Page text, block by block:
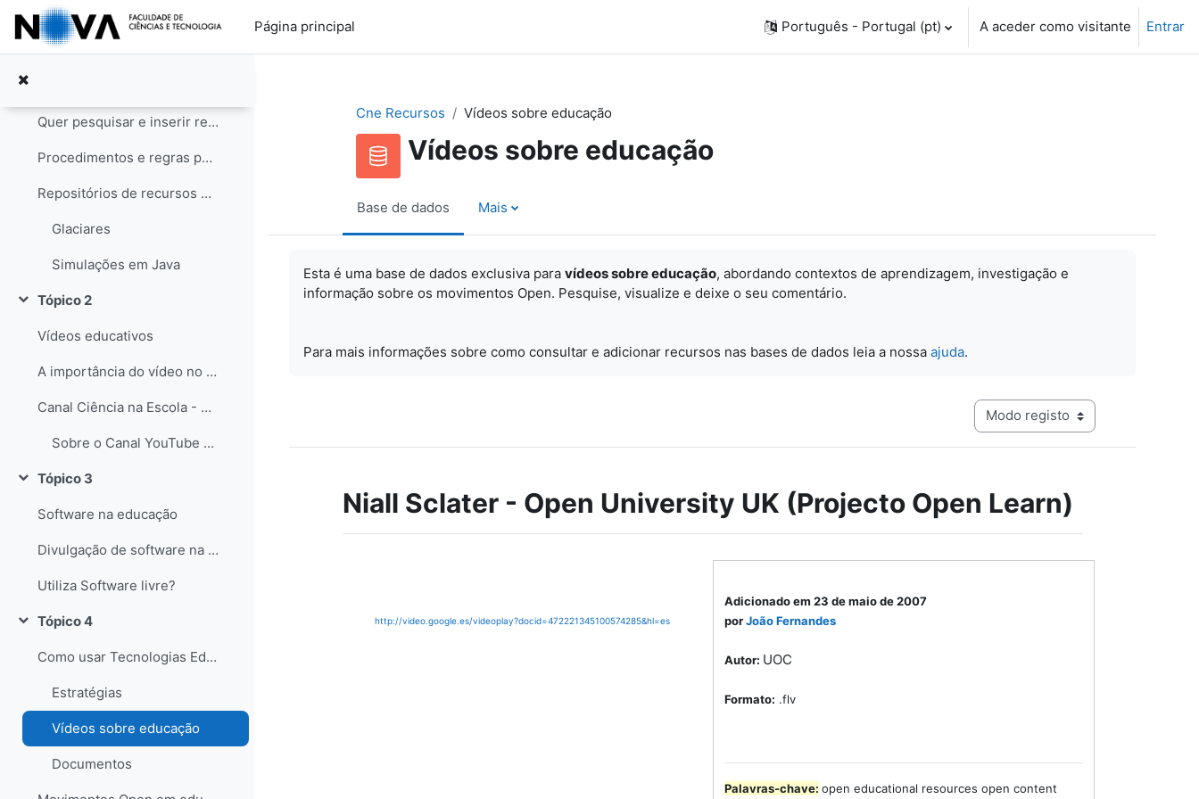
Ir para o conteúdo principal
Página principal
Português - Portugal ‎(pt)‎ A aceder como visitante Entrar
Notícias
Contrair
Tópico 1
Quer pesquisar e inserir recursos? Saiba como!
Procedimentos e regras para os recursos
Repositórios de recursos educativos
Glaciares
Simulações em Java
Contrair
Tópico 2
Vídeos educativos
A importância do vídeo no Ensino das Ciências
Canal Ciência na Escola - YouTube
Sobre o Canal YouTube Ciência na Escola
Contrair
Tópico 3
Software na educação
Divulgação de software na educação
Utiliza Software livre?
Contrair
Tópico 4
Como usar Tecnologias Educativas com alunos?
Estratégias
Vídeos sobre educação
Documentos
Cne Recursos Vídeos sobre educação
Vídeos sobre educação
Base de dados Mais
Esta é uma base de dados exclusiva para vídeos sobre educação, abordando contextos de aprendizagem, investigação e
informação sobre os movimentos Open. Pesquise, visualize e deixe o seu comentário.
Para mais informações sobre como consultar e adicionar recursos nas bases de dados leia a nossa ajuda.
Navegação terciária do modo de visualização
Niall Sclater - Open University UK (Projecto Open Learn)
http://video.google.es/videoplay?docid=472221345100574285&hl=es
Adicionado em 23 de maio de 2007
porJoão Fernandes
Autor: UOC
Formato: .flv
Palavras-chave: open educational resources open content